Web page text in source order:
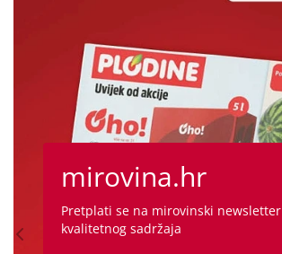
mirovina.hr
Pretplati se na mirovinski
kvalitetnog sadržaja